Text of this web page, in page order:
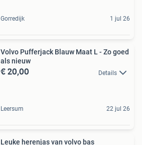
Gorredijk 1 jul 26
Volvo Pufferjack Blauw Maat L - Zo goed
als nieuw
€ 20,00 Details
Leersum 22 jul 26
Leuke herenjas van volvo bas